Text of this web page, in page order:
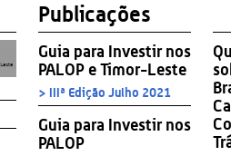
Publicações
Guia para Investir nos
PALOP e Timor-Leste
> IIIª Edição Julho 2021
Guia para Investir nos
PALOP